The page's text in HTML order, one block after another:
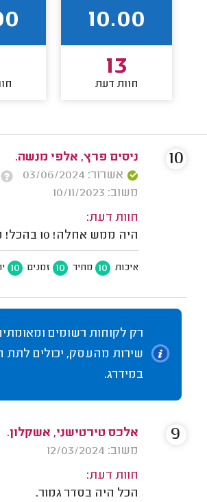
10.00
13
חוות דעת
ניסים פרץ, אלפי מנשה.
אשרור: 03/06/2024
משוב: 10/11/2023
חוות דעת:
היה ממש אחלה! 10 בהכל! מרוצה מאוד.
איכות 10 מחיר 10 זמנים 10
10
רק לקוחות רשומים
שירות מהעסק, יכולים לתת
במידרג.
אלכס טירטישני, אשקלון.
משוב: 12/03/2024
חוות דעת:
הכל היה בסדר גמור.
9